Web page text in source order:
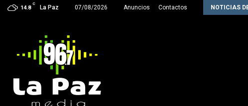
14.8
C
La Paz 07/08/2026 Anuncios Contactos NOTICIAS
Inter Star Rush hace historia y clasifica…